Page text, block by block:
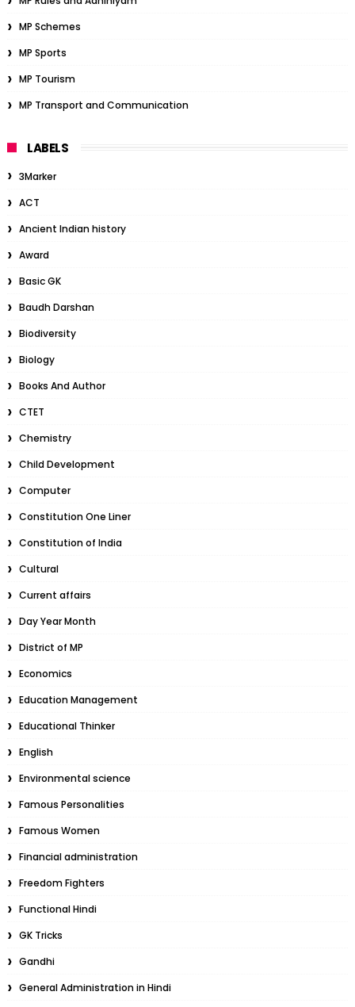
MP Schemes
MP Sports
MP Tourism
MP Transport and Communication
LABELS
3Marker
ACT
Ancient Indian history
Award
Basic GK
Baudh Darshan
Biodiversity
Biology
Books And Author
CTET
Chemistry
Child Development
Computer
Constitution One Liner
Constitution of India
Cultural
Current affairs
Day Year Month
District of MP
Economics
Education Management
Educational Thinker
English
Environmental science
Famous Personalities
Famous Women
Financial administration
Freedom Fighters
Functional Hindi
GK Tricks
Gandhi
General Administration in Hindi